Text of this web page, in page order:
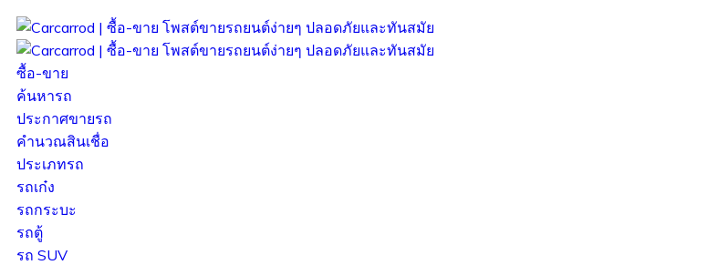
ซื้อ-ขาย
ค้นหารถ
ประกาศขายรถ
คำนวณสินเชื่อ
ประเภทรถ
รถเก๋ง
รถกระบะ
รถตู้
รถ SUV